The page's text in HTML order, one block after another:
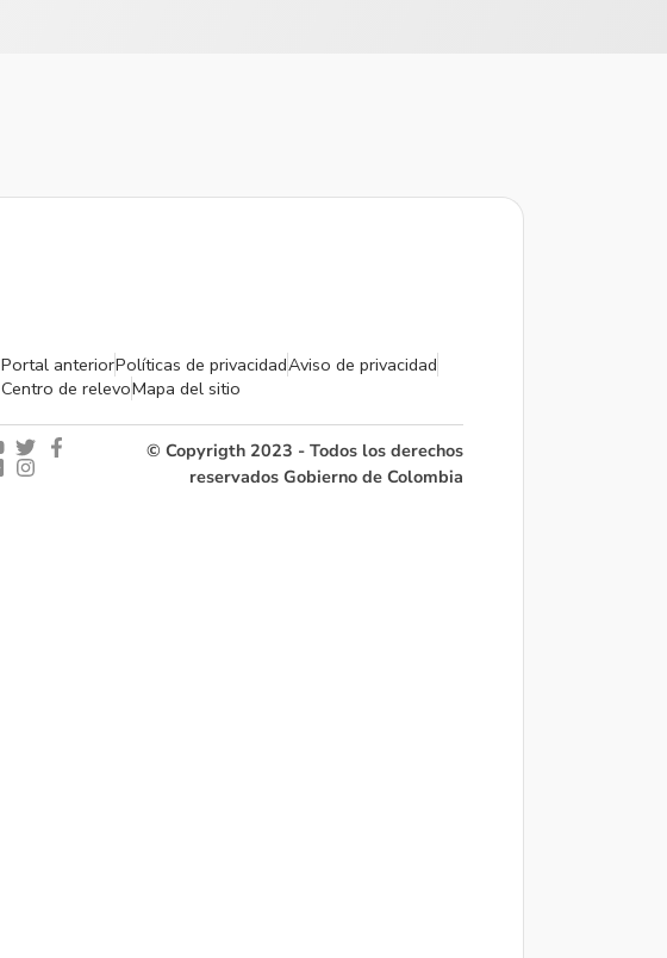
Portal anteriorPolíticas de privacidadAviso de privacidad
Centro de relevoMapa del sitio
© Copyrigth 2023 - Todos los derechos
reservados Gobierno de Colombia